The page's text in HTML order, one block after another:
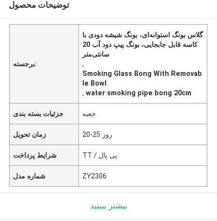
توضیحات محصول
برجسته:
گلاس بونگ استوانه‌ای، بونگ شیشه دودی با
کاسه قابل جابجایی، بونگ پیپ دود آب 20
سانتی‌متر
,
Smoking Glass Bong With Removab
le Bowl
,water smoking pipe bong 20cm
جزئیات بسته بندی جعبه
زمان تحویل 20-25 روز
شرایط پرداخت TT / پی پال
شماره مدل ZY2306
بیشتر ببینید